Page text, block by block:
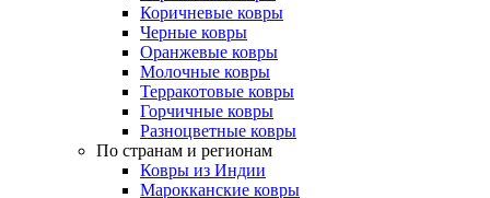
Коричневые ковры
Черные ковры
Оранжевые ковры
Молочные ковры
Терракотовые ковры
Горчичные ковры
Разноцветные ковры
По странам и регионам
Ковры из Индии
Марокканские ковры